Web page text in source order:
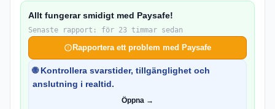
Allt fungerar smidigt med Paysafe!
Senaste rapport: för 23 timmar sedan
Rapportera ett problem med Paysafe
🌐 Kontrollera svarstider, tillgänglighet och
anslutning i realtid.
Öppna →